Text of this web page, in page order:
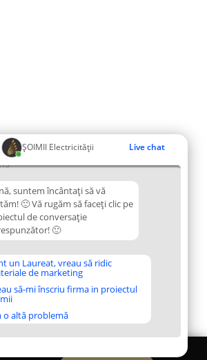
ȘOIMII Electricității Live chat
suntem încântați să vă
🙂 Vă rugăm să faceți clic pe
de conversație
🙂
un Laureat, vreau să ridic
de marketing
să-mi înscriu firma in proiectul
o altă problemă